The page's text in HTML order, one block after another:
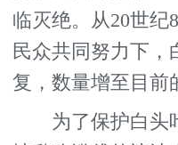
临灭绝。从20世纪
民众共同努力下，
复，数量增至目前
为了保护白头